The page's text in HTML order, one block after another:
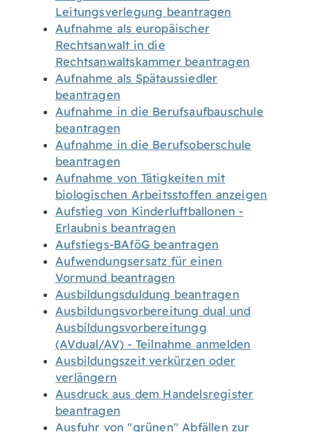
Leitungsverlegung beantragen
Aufnahme als europäischer
Rechtsanwalt in die
Rechtsanwaltskammer beantragen
Aufnahme als Spätaussiedler
beantragen
Aufnahme in die Berufsaufbauschule
beantragen
Aufnahme in die Berufsoberschule
beantragen
Aufnahme von Tätigkeiten mit
biologischen Arbeitsstoffen anzeigen
Aufstieg von Kinderluftballonen -
Erlaubnis beantragen
Aufstiegs-BAföG beantragen
Aufwendungsersatz für einen
Vormund beantragen
Ausbildungsduldung beantragen
Ausbildungsvorbereitung dual und
Ausbildungsvorbereitungg
(AVdual/AV) - Teilnahme anmelden
Ausbildungszeit verkürzen oder
verlängern
Ausdruck aus dem Handelsregister
beantragen
Ausfuhr von "grünen" Abfällen zur